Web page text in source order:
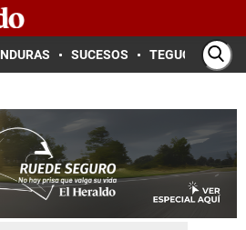
SUCESOS TEGUCIGALPA